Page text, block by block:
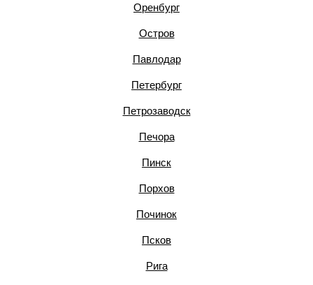
Оренбург
Остров
Павлодар
Петербург
Петрозаводск
Печора
Пинск
Порхов
Починок
Псков
Рига